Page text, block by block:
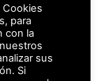
de
Cookies
para
con la
sus
Si